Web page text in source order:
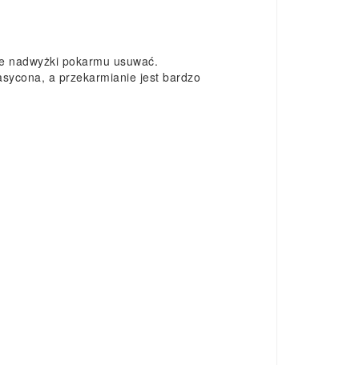
nadwyżki pokarmu usuwać.
a przekarmianie jest bardzo